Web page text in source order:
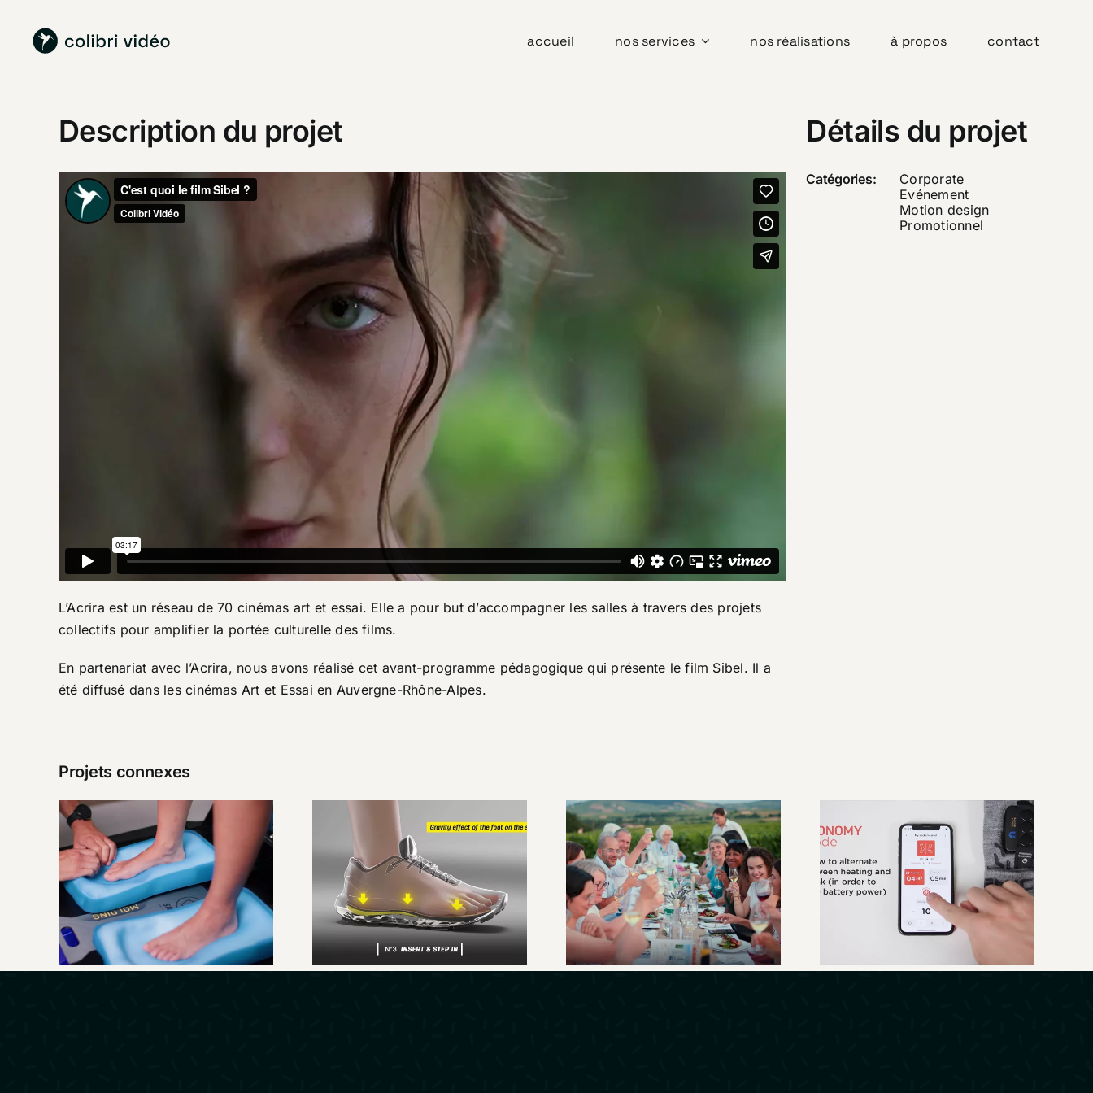
contenu
accueil nos services nos réalisations à propos contact
Description du projet
L’Acrira est un réseau de 70 cinémas art et essai. Elle a pour but d’accompagner les salles à travers des projets
collectifs pour amplifier la portée culturelle des films.
En partenariat avec l’Acrira, nous avons réalisé cet avant-programme pédagogique qui présente le film Sibel. Il a
été diffusé dans les cinémas Art et Essai en Auvergne-Rhône-Alpes.
Détails du projet
Catégories:
Corporate
Evénement
Motion design
Promotionnel
Projets connexes
SIDAS –
Présentation
Custom Station
Premium
Custom Live, la
semelle sur
mesure en
quelques minutes
Un week-end au
cœur du Beaujolais
Therm-IC – Guide
d’utilisation de
l’application